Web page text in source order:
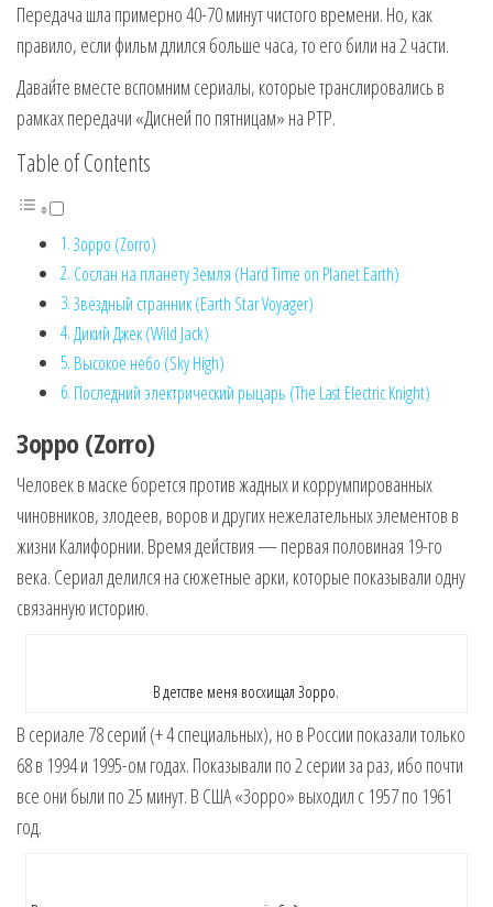
Передача шла примерно 40-70 минут чистого времени. Но, как
правило, если фильм длился больше часа, то его били на 2 части.
Давайте вместе вспомним сериалы, которые транслировались в
рамках передачи «Дисней по пятницам» на РТР.
Table of Contents
Зорро (Zorro)
Сослан на планету Земля (Hard Time on Planet Earth)
Звёздный странник (Earth Star Voyager)
Дикий Джек (Wild Jack)
Высокое небо (Sky High)
Последний электрический рыцарь (The Last Electric Knight)
Зорро (Zorro)
Человек в маске борется против жадных и коррумпированных
чиновников, злодеев, воров и других нежелательных элементов в
жизни Калифорнии. Время действия — первая половиная 19-го
века. Сериал делился на сюжетные арки, которые показывали одну
связанную историю.
В детстве меня восхищал Зорро.
В сериале 78 серий (+ 4 специальных), но в России показали только
68 в 1994 и 1995-ом годах. Показывали по 2 серии за раз, ибо почти
все они были по 25 минут. В США «Зорро» выходил с 1957 по 1961
год.